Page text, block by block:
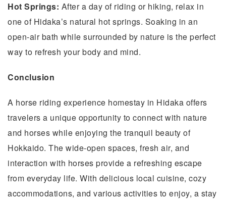
Hot Springs: After a day of riding or hiking, relax in
one of Hidaka’s natural hot springs. Soaking in an
open-air bath while surrounded by nature is the perfect
way to refresh your body and mind.
Conclusion
A horse riding experience homestay in Hidaka offers
travelers a unique opportunity to connect with nature
and horses while enjoying the tranquil beauty of
Hokkaido. The wide-open spaces, fresh air, and
interaction with horses provide a refreshing escape
from everyday life. With delicious local cuisine, cozy
accommodations, and various activities to enjoy, a stay